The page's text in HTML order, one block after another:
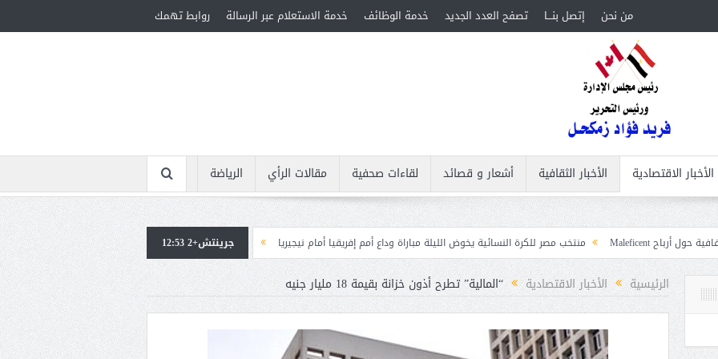
من نحن إتصل بنـــا تصفح العدد الجديد خدمة الوظائف خدمة الاستعلام عبر الرسالة روابط تهمك
الأخبار الاقتصادية الأخبار الثقافية أشعار و قصائد لقاءات صحفية مقالات الرأي
الرياضة
منتخب مصر للكرة النسائية يخوض الليلة مباراة وداع أمم إفريقيا أمام نيجيريا
استقبال جماهيرى حاشد لمحمد صلاح لدى وصوله إلى تركيا لإتمام انتقاله إلى
جرينتش+2 12:53
الرئيسية الأخبار الاقتصادية “المالية” تطرح أذون خزانة بقيمة 18 مليار جنيه